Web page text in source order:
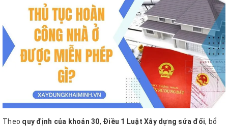
Theo quy định của khoản 30, Điều 1 Luật Xây dựng sửa đổi, bổ